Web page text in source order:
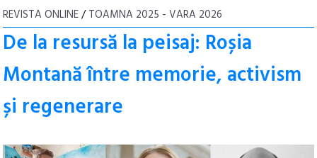
REVISTA ONLINE/TOAMNA 2025 - VARA 2026
De la resursă la peisaj: Roșia
Montană între memorie, activism
și regenerare